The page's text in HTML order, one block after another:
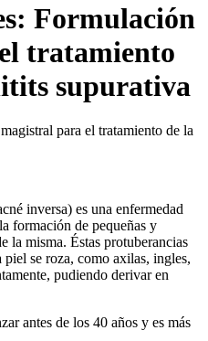
Formulación
tratamiento
supurativa
inversa) es una enfermedad
formación de pequeñas y
la misma. Éstas protuberancias
piel se roza, como axilas, ingles,
pudiendo derivar en
antes de los 40 años y es más